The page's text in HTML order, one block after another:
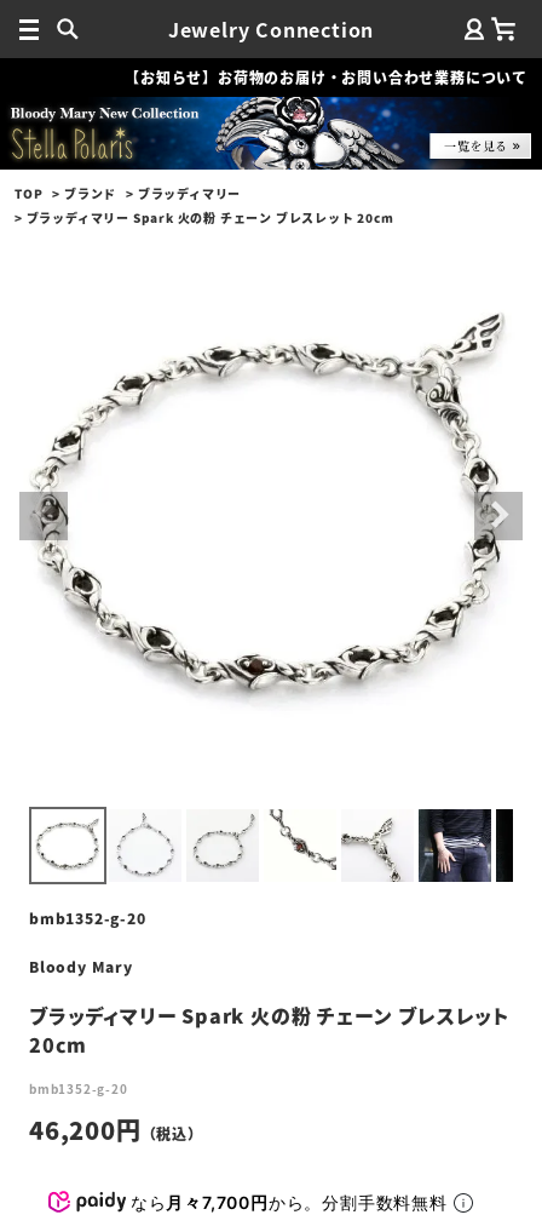
Jewelry Connection
【お知らせ】お荷物のお届け・お問い合わせ業務について
TOP ブランド
ブラッディマリー
ブラッディマリー Spark 火の粉 チェーン ブレスレット 20cm
bmb1352-g-20
Bloody Mary
ブラッディマリー Spark 火の粉 チェーン ブレスレット
20cm
bmb1352-g-20
46,200
なら 月々7,700円から。分割手数料無料